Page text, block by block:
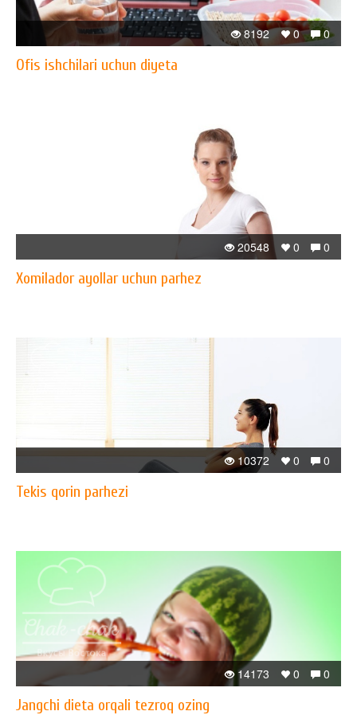
0
0
8192
Ofis ishchilari uchun diyeta
0
0
20548
Xomilador ayollar uchun parhez
0
0
10372
Tekis qorin parhezi
0
0
14173
Jangchi dieta orqali tezroq ozing